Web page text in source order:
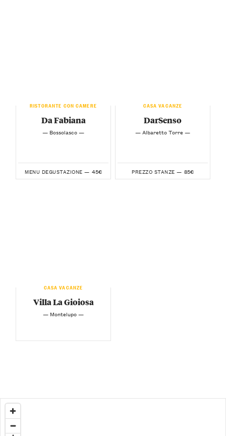
RISTORANTE CON CAMERE
Da Fabiana
— Bossolasco —
MENU DEGUSTAZIONE — 45€
CASA VACANZE
DarSenso
— Albaretto Torre —
PREZZO STANZE — 85€
CASA VACANZE
Villa La Gioiosa
— Montelupo —